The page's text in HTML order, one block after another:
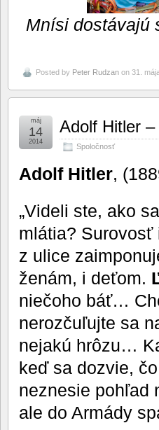
Mnísi dostávajú
Posted by Peter Rudzan on 31.
Adolf Hitler
Spoločnosť
máj
14
2014
Adolf Hitler,
„Videli ste, ako
mlátia?
z ulice
ženám, i deťom.
niečoho báť…
nerozčuľujte sa
nejakú hrôzu…
keď sa dozvie,
neznesie pohľad
ale do Armády